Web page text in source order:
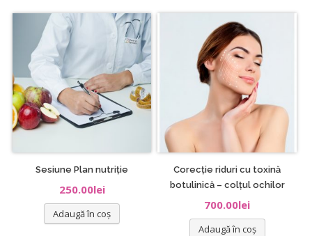
Sesiune Plan nutriție
250.00lei
Adaugă în coș
Corecție riduri cu toxină
botulinică – colțul ochilor
700.00lei
Adaugă în coș